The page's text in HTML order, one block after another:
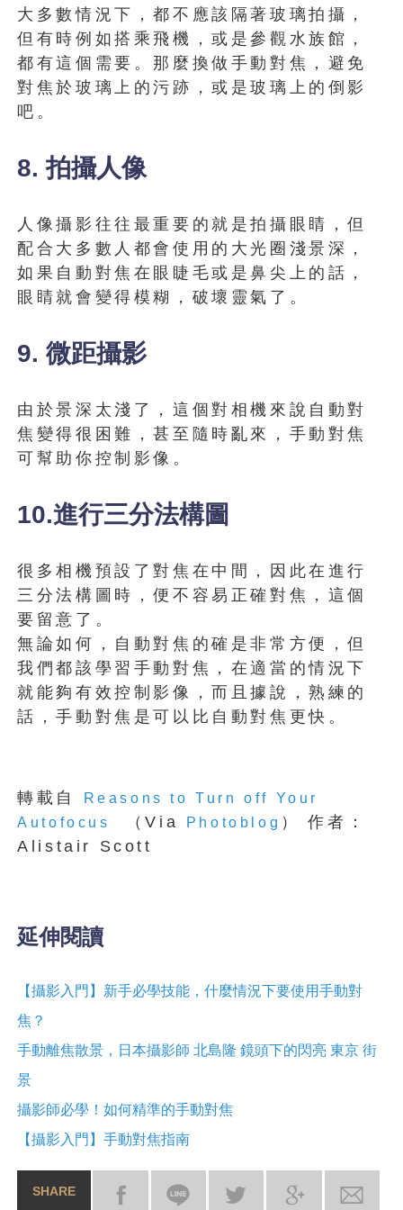
大多數情況下，都不應該隔著玻璃拍攝，
但有時例如搭乘飛機，或是參觀水族館，
都有這個需要。那麼換做手動對焦，避免
對焦於玻璃上的污跡，或是玻璃上的倒影
吧。
8. 拍攝人像
人像攝影往往最重要的就是拍攝眼睛，但
配合大多數人都會使用的大光圈淺景深，
如果自動對焦在眼睫毛或是鼻尖上的話，
眼睛就會變得模糊，破壞靈氣了。
9. 微距攝影
由於景深太淺了，這個對相機來說自動對
焦變得很困難，甚至隨時亂來，手動對焦
可幫助你控制影像。
10.進行三分法構圖
很多相機預設了對焦在中間，因此在進行
三分法構圖時，便不容易正確對焦，這個
要留意了。
無論如何，自動對焦的確是非常方便，但
我們都該學習手動對焦，在適當的情況下
就能夠有效控制影像，而且據說，熟練的
話，手動對焦是可以比自動對焦更快。
轉載自
Reasons to Turn off Your
Autofocus
（Via Photoblog ） 作者：
Alistair Scott
延伸閱讀
【攝影入門】新手必學技能，什麼情況下要使用手動對
焦？
手動離焦散景，日本攝影師 北島隆 鏡頭下的閃亮 東京 街
景
攝影師必學！如何精準的手動對焦
【攝影入門】手動對焦指南
SHARE